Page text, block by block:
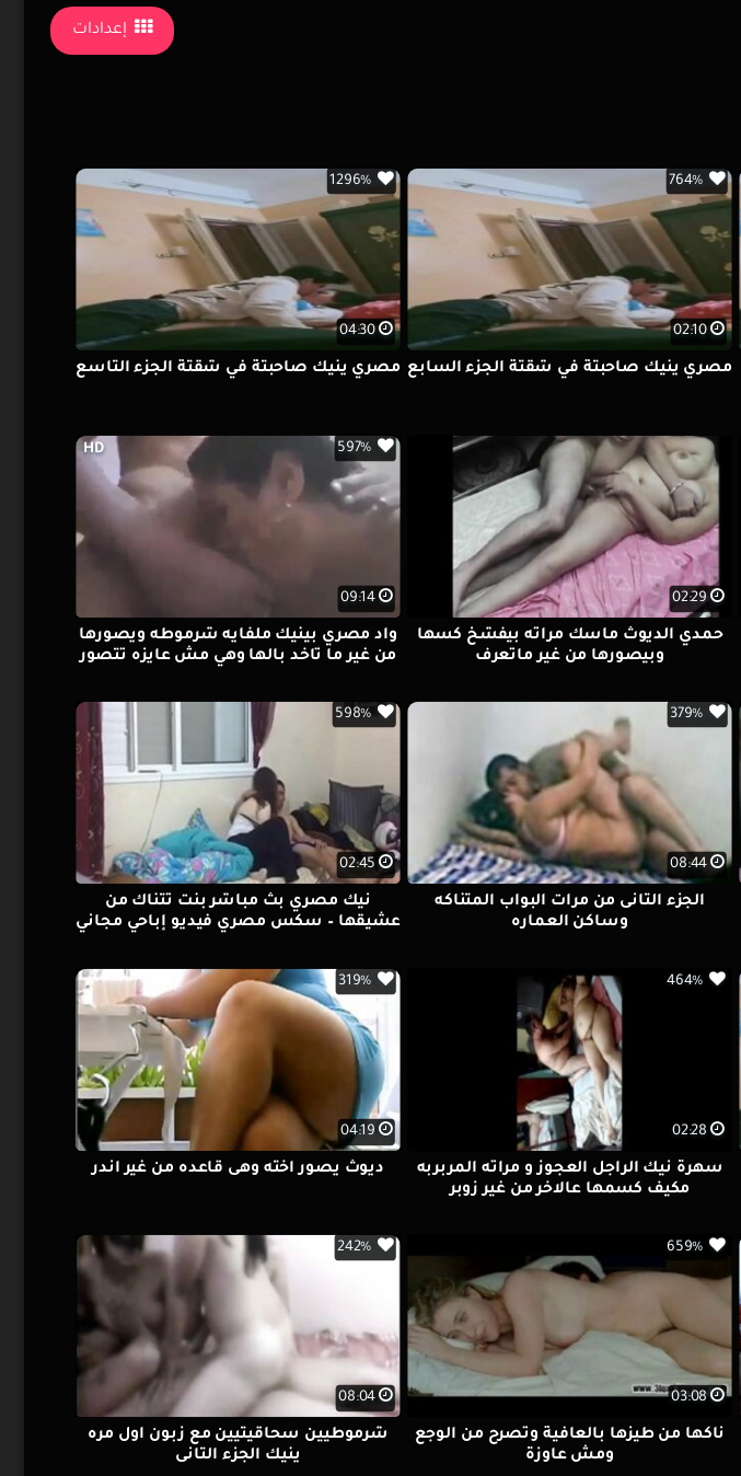
إعدادات
04:30
1296%
مصري ينيك صاحبتة في شقتة الجزء التاسع
02:10
764%
مصري ينيك صاحبتة في شقتة الجزء السابع
09:14
HD 597%
واد مصري بينيك ملفايه شرموطه ويصورها
من غير ما تاخد بالها وهي مش عايزه تتصور
02:29
حمدي الديوث ماسك مراته بيفشخ كسها
وبيصورها من غير ماتعرف
02:45
598%
نيك مصري بث مباشر بنت تتناك من
عشيقها – سكس مصري فيديو إباحي مجاني
08:44
379%
الجزء التانى من مرات البواب المتناكه
وساكن العماره
04:19
319%
ديوث يصور اخته وهى قاعده من غير اندر
02:28
464%
سهرة نيك الراجل العجوز و مراته المربربه
مكيف كسمها عالاخر من غير زوبر
08:04
242%
شرموطيين سحاقيتيين مع زبون اول مره
ينيك الجزء التانى
03:08
659%
ناكها من طيزها بالعافية وتصرح من الوجع
ومش عاوزة